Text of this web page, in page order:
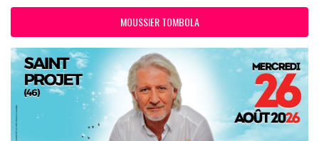
MOUSSIER TOMBOLA